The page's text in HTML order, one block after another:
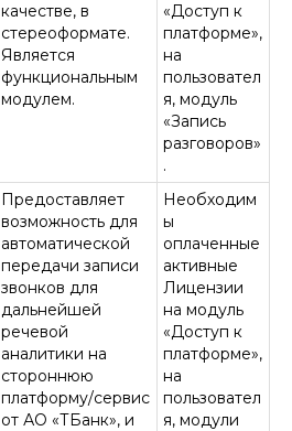
качестве, в
стереоформате.
Является
функциональным
модулем.
«Доступ к
платформе»,
на
пользовател
я, модуль
«Запись
разговоров»
.
Предоставляет
возможность для
автоматической
передачи записи
звонков для
дальнейшей
речевой
аналитики на
стороннюю
платформу/сервис
от АО «ТБанк», и
Необходим
ы
оплаченные
активные
Лицензии
на модуль
«Доступ к
платформе»,
на
пользовател
я, модули